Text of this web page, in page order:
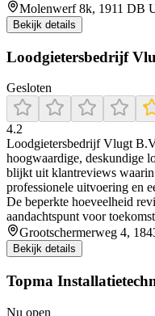
Molenwerf 8k, 1911 DB
Bekijk details
Loodgietersbedrijf
Gesloten
4.2
Loodgietersbedrijf Vlugt
hoogwaardige, deskundige
blijkt uit klantreviews waarin
professionele uitvoering en
De beperkte hoeveelheid
aandachtspunt voor
Grootschermerweg 4,
Bekijk details
Topma
Nu open